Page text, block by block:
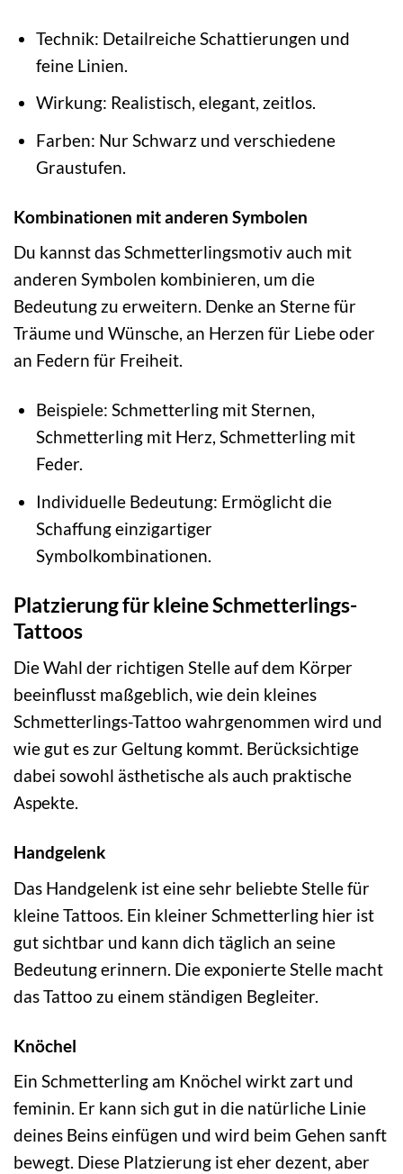
Technik: Detailreiche Schattierungen und
feine Linien.
Wirkung: Realistisch, elegant, zeitlos.
Farben: Nur Schwarz und verschiedene
Graustufen.
Kombinationen mit anderen Symbolen
Du kannst das Schmetterlingsmotiv auch mit
anderen Symbolen kombinieren, um die
Bedeutung zu erweitern. Denke an Sterne für
Träume und Wünsche, an Herzen für Liebe oder
an Federn für Freiheit.
Beispiele: Schmetterling mit Sternen,
Schmetterling mit Herz, Schmetterling mit
Feder.
Individuelle Bedeutung: Ermöglicht die
Schaffung einzigartiger
Symbolkombinationen.
Platzierung für kleine Schmetterlings-
Tattoos
Die Wahl der richtigen Stelle auf dem Körper
beeinflusst maßgeblich, wie dein kleines
Schmetterlings-Tattoo wahrgenommen wird und
wie gut es zur Geltung kommt. Berücksichtige
dabei sowohl ästhetische als auch praktische
Aspekte.
Handgelenk
Das Handgelenk ist eine sehr beliebte Stelle für
kleine Tattoos. Ein kleiner Schmetterling hier ist
gut sichtbar und kann dich täglich an seine
Bedeutung erinnern. Die exponierte Stelle macht
das Tattoo zu einem ständigen Begleiter.
Knöchel
Ein Schmetterling am Knöchel wirkt zart und
feminin. Er kann sich gut in die natürliche Linie
deines Beins einfügen und wird beim Gehen sanft
bewegt. Diese Platzierung ist eher dezent, aber